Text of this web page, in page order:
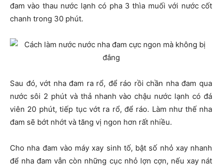
đam vào thau nước lạnh có pha 3 thìa muối với nước cốt
chanh trong 30 phút.
Sau đó, vớt nha đam ra rổ, để ráo rồi chần nha đam qua
nước sôi 2 phút và thả nhanh vào chậu nước lạnh có đá
viên 20 phút, tiếp tục vớt ra rổ, để ráo. Làm như thế nha
đam sẽ bớt nhớt và tăng vị ngon hơn rất nhiều.
Cho nha đam vào máy xay sinh tố, bật số nhỏ xay nhanh
để nha đam vẫn còn những cục nhỏ lợn cợn, nếu xay nát